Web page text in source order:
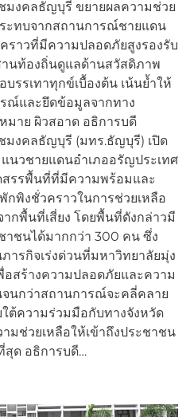
มงคลธัญบุรี ขยายผลความช่วย
ะทบจากสถานการณ์ชายแดน
ราวที่มีความปลอดภัยสูงรองรับ
นท้องถิ่นดูแลด้านสวัสดิภาพ
รรเทาทุกข์เบื้องต้น เน้นย้ำให้
ณ์และยึดข้อมูลจากทาง
มาย ผิวสอาด อธิการบดี
มงคลธัญบุรี (มทร.ธัญบุรี) เปิด
นวชายแดนอำเภออรัญประเทศ
รรพื้นที่ที่มีความพร้อมและ
กพิงชั่วคราวในการช่วยเหลือ
กพื้นที่เสี่ยง โดยพื้นที่ดังกล่าวมี
าชนได้มากกว่า 300 คน ซึ่ง
ารกิจเร่งด่วนที่มหาวิทยาลัยมุ่ง
อสร้างความปลอดภัยและความ
นกว่าสถานการณ์จะคลี่คลาย
ต้ความร่วมมือกับทางจังหวัด
มช่วยเหลือให้เข้าถึงประชาชน
สุด อธิการบดี…